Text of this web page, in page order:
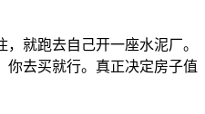
就跑去自己开一座水泥厂。
你去买就行。真正决定房子值